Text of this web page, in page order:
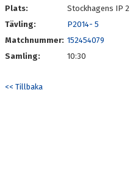
Plats:
Stockhagens IP 2
Tävling:
P2014- 5
Matchnummer: 152454079
Samling:
10:30
<< Tillbaka